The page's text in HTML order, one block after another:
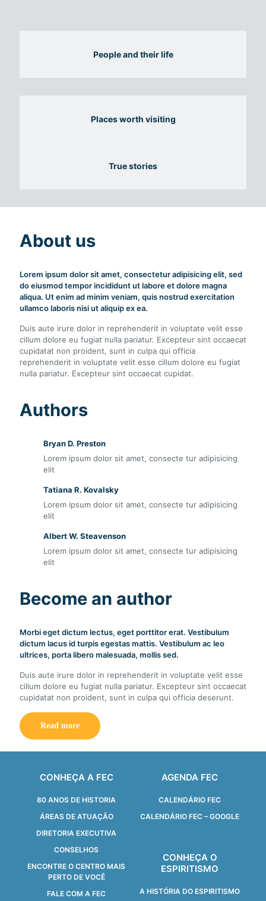
People and their life
Places worth visiting
True stories
About us
Lorem ipsum dolor sit amet, consectetur adipisicing elit, sed
do eiusmod tempor incididunt ut labore et dolore magna
aliqua. Ut enim ad minim veniam, quis nostrud exercitation
ullamco laboris nisi ut aliquip ex ea.
Duis aute irure dolor in reprehenderit in voluptate velit esse
cillum dolore eu fugiat nulla pariatur. Excepteur sint occaecat
cupidatat non proident, sunt in culpa qui officia
reprehenderit in voluptate velit esse cillum dolore eu fugiat
nulla pariatur. Excepteur sint occaecat cupidat.
Authors
Bryan D. Preston
Lorem ipsum dolor sit amet, consecte tur adipisicing
elit
Tatiana R. Kovalsky
Lorem ipsum dolor sit amet, consecte tur adipisicing
elit
Albert W. Steavenson
Lorem ipsum dolor sit amet, consecte tur adipisicing
elit
Become an author
Morbi eget dictum lectus, eget porttitor erat. Vestibulum
dictum lacus id turpis egestas mattis. Vestibulum ac leo
ultrices, porta libero malesuada, mollis sed.
Duis aute irure dolor in reprehenderit in voluptate velit esse
cillum dolore eu fugiat nulla pariatur. Excepteur sint occaecat
cupidatat non proident, sunt in culpa qui officia deserunt.
Read more
CONHEÇA A FEC
80 ANOS DE HISTORIA
ÁREAS DE ATUAÇÃO
DIRETORIA EXECUTIVA
CONSELHOS
ENCONTRE O CENTRO MAIS
PERTO DE VOCÊ
FALE COM A FEC
AGENDA FEC
CALENDÁRIO FEC
CALENDÁRIO FEC – GOOGLE
CONHEÇA O
ESPIRITISMO
A HISTÓRIA DO ESPIRITISMO